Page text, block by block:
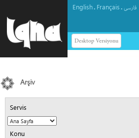
English. Français.فارسی
Desktop Versiyonu
Arşiv
Servis
Konu